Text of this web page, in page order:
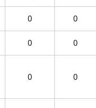
0 0
0 0
0 0